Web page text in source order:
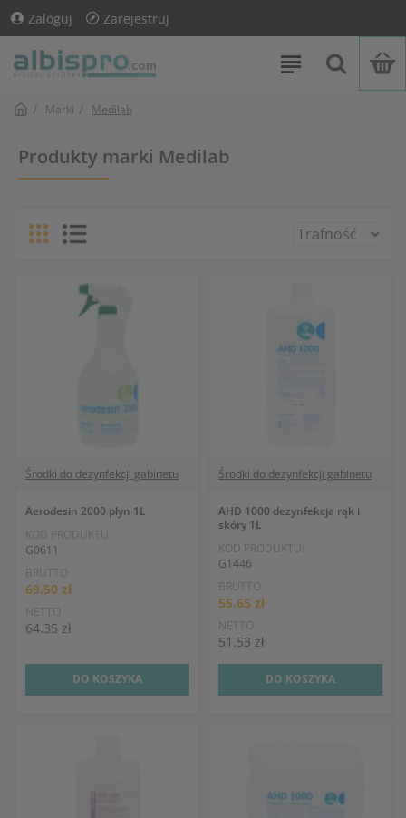
Zaloguj Zarejestruj
Marki Medilab
Produkty marki Medilab
Środki do dezynfekcji gabinetu
Aerodesin 2000 płyn 1L
KOD PRODUKTU:
G0611
BRUTTO
69.50 zł
NETTO
64.35 zł
DO KOSZYKA
Środki do dezynfekcji gabinetu
AHD 1000 dezynfekcja rąk i
skóry 1L
KOD PRODUKTU:
G1446
BRUTTO
55.65 zł
NETTO
51.53 zł
DO KOSZYKA